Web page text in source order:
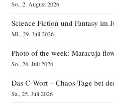
So., 2. August 2026
Science Fiction und Fantasy im
Mi., 29. Juli 2026
Photo of the week: Maracuja
So., 26. Juli 2026
Das C‑Wort – Chaos-Tage bei
Sa., 25. Juli 2026